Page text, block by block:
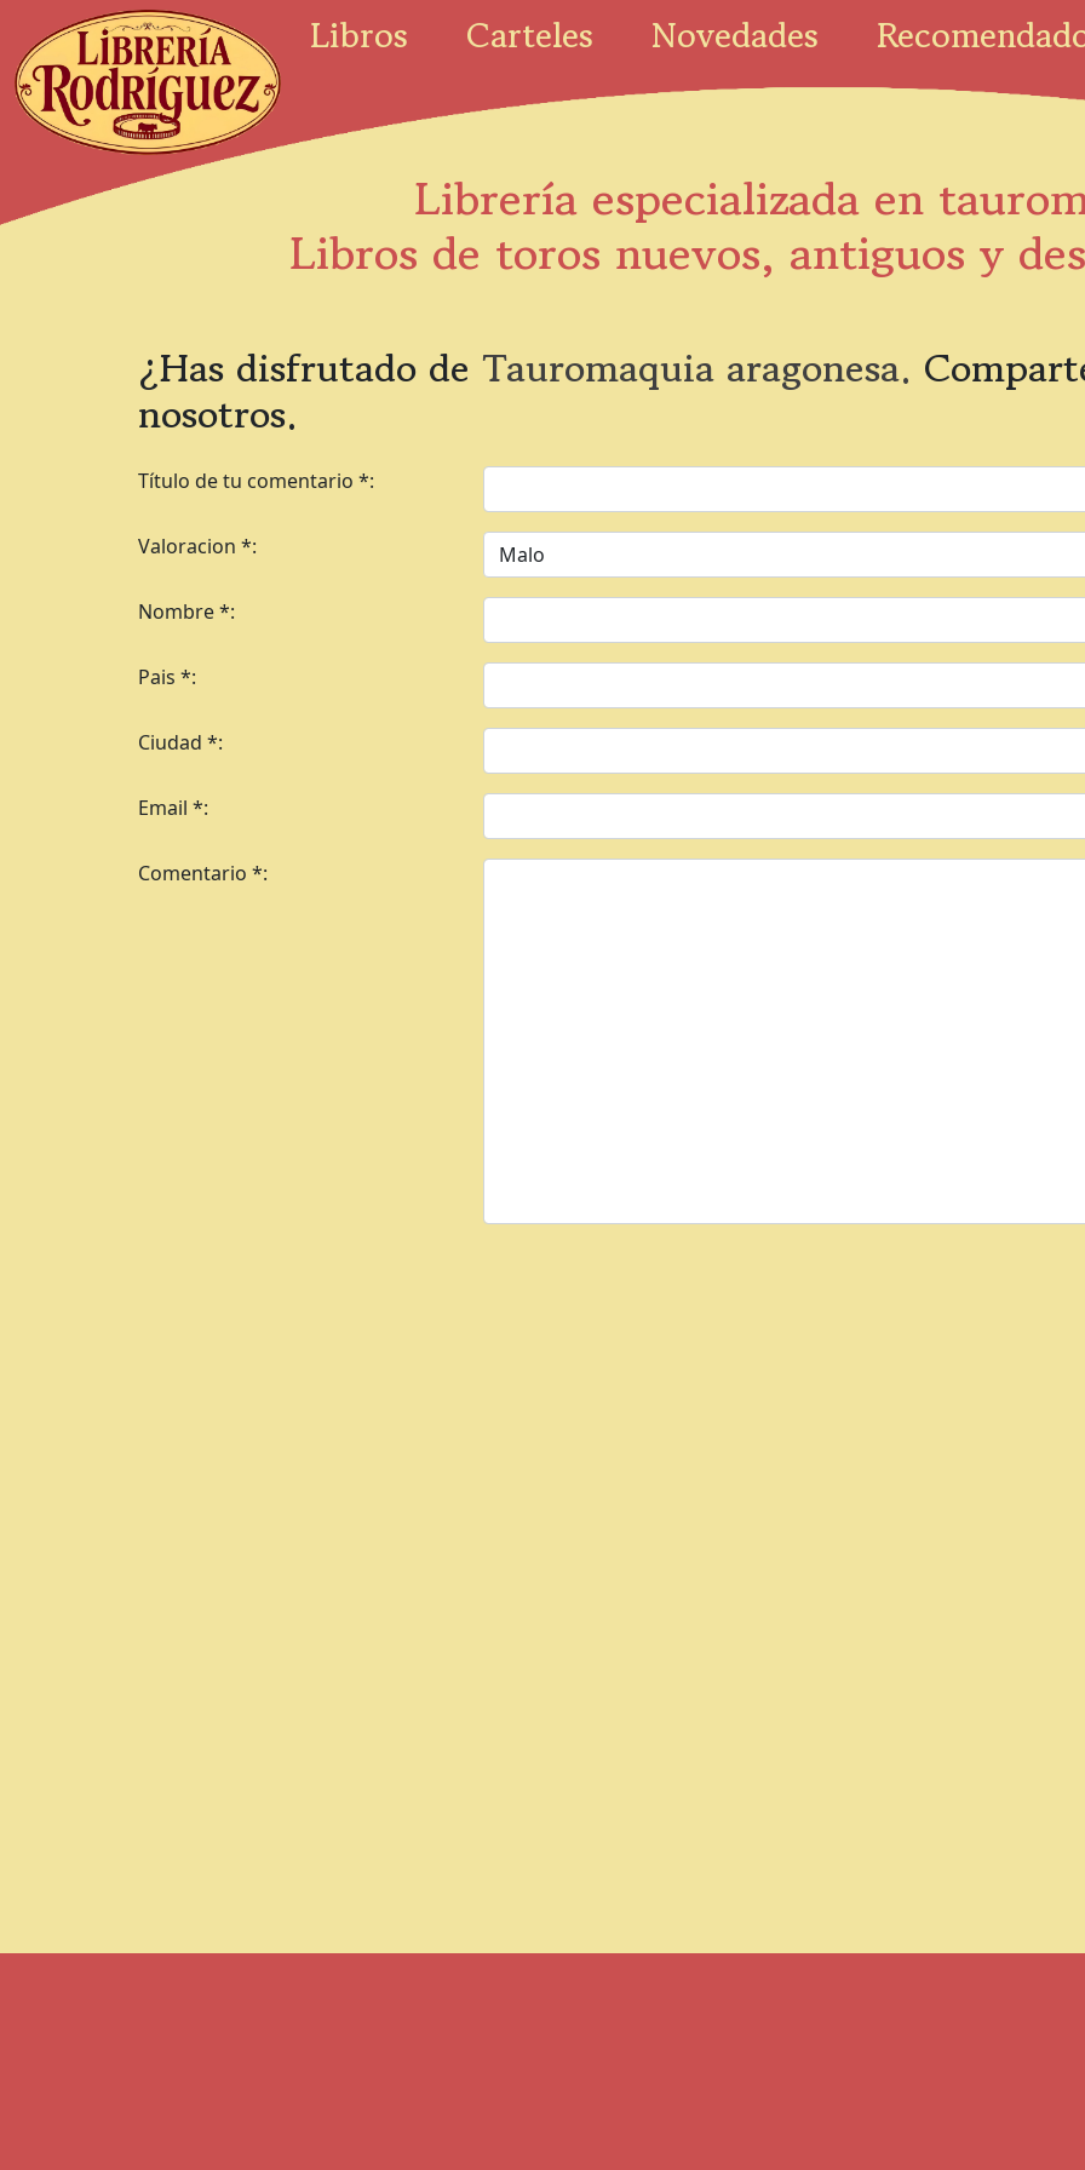
Libros Carteles Novedades
Librería especializada en
Libros de toros nuevos, antiguos y
¿Has disfrutado de Tauromaquia aragonesa.
nosotros.
Título de tu comentario *:
Valoracion *:
Nombre *:
Pais *:
Ciudad *:
Email *:
Comentario *: